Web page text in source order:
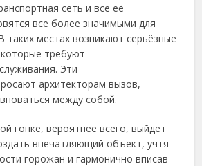
сеть и все её
все более значимыми для
местах возникают серьёзные
требуют
Эти
архитекторам вызов,
между собой.
гонке, вероятнее всего, выйдет
впечатляющий объект, учтя
горожан и гармонично вписав